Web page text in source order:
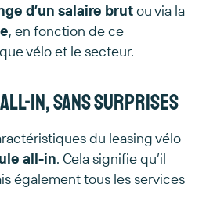
d’un salaire brutou via la
, en fonction de ce
vélo et le secteur.
in, sans surprises
du leasing vélo
all-in. Cela signifie qu’il
également tous les services